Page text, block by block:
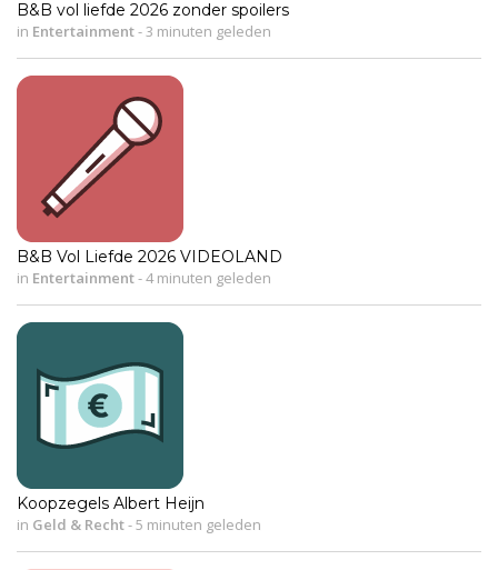
B&B vol liefde 2026 zonder spoilers
in Entertainment- 3 minuten geleden
B&B Vol Liefde 2026 VIDEOLAND
in Entertainment-4 minuten geleden
Koopzegels Albert Heijn
in Geld & Recht-5 minuten geleden